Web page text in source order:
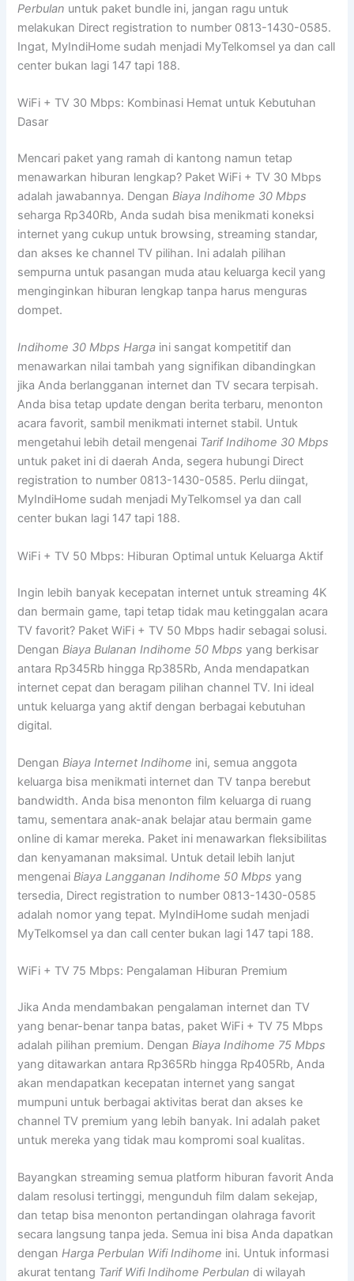
Perbulan untuk paket bundle ini, jangan ragu untuk
melakukan Direct registration to number 0813-1430-0585.
Ingat, MyIndiHome sudah menjadi MyTelkomsel ya dan call
center bukan lagi 147 tapi 188.
WiFi + TV 30 Mbps: Kombinasi Hemat untuk Kebutuhan
Dasar
Mencari paket yang ramah di kantong namun tetap
menawarkan hiburan lengkap? Paket WiFi + TV 30 Mbps
adalah jawabannya. DenganBiaya Indihome 30 Mbps
seharga Rp340Rb, Anda sudah bisa menikmati koneksi
internet yang cukup untuk browsing, streaming standar,
dan akses ke channel TV pilihan. Ini adalah pilihan
sempurna untuk pasangan muda atau keluarga kecil yang
menginginkan hiburan lengkap tanpa harus menguras
dompet.
Indihome 30 Mbps Harga ini sangat kompetitif dan
menawarkan nilai tambah yang signifikan dibandingkan
jika Anda berlangganan internet dan TV secara terpisah.
Anda bisa tetap update dengan berita terbaru, menonton
acara favorit, sambil menikmati internet stabil. Untuk
mengetahui lebih detail mengenai Tarif Indihome 30 Mbps
untuk paket ini di daerah Anda, segera hubungi Direct
registration to number 0813-1430-0585. Perlu diingat,
MyIndiHome sudah menjadi MyTelkomsel ya dan call
center bukan lagi 147 tapi 188.
WiFi + TV 50 Mbps: Hiburan Optimal untuk Keluarga Aktif
Ingin lebih banyak kecepatan internet untuk streaming 4K
dan bermain game, tapi tetap tidak mau ketinggalan acara
TV favorit? Paket WiFi + TV 50 Mbps hadir sebagai solusi.
Dengan Biaya Bulanan Indihome 50 Mbps yang berkisar
antara Rp345Rb hingga Rp385Rb, Anda mendapatkan
internet cepat dan beragam pilihan channel TV. Ini ideal
untuk keluarga yang aktif dengan berbagai kebutuhan
digital.
DenganBiaya Internet Indihome ini, semua anggota
keluarga bisa menikmati internet dan TV tanpa berebut
bandwidth. Anda bisa menonton film keluarga di ruang
tamu, sementara anak-anak belajar atau bermain game
online di kamar mereka. Paket ini menawarkan fleksibilitas
dan kenyamanan maksimal. Untuk detail lebih lanjut
mengenaiBiaya Langganan Indihome 50 Mbps yang
tersedia, Direct registration to number 0813-1430-0585
adalah nomor yang tepat. MyIndiHome sudah menjadi
MyTelkomsel ya dan call center bukan lagi 147 tapi 188.
WiFi + TV 75 Mbps: Pengalaman Hiburan Premium
Jika Anda mendambakan pengalaman internet dan TV
yang benar-benar tanpa batas, paket WiFi + TV 75 Mbps
adalah pilihan premium. DenganBiaya Indihome 75 Mbps
yang ditawarkan antara Rp365Rb hingga Rp405Rb, Anda
akan mendapatkan kecepatan internet yang sangat
mumpuni untuk berbagai aktivitas berat dan akses ke
channel TV premium yang lebih banyak. Ini adalah paket
untuk mereka yang tidak mau kompromi soal kualitas.
Bayangkan streaming semua platform hiburan favorit Anda
dalam resolusi tertinggi, mengunduh film dalam sekejap,
dan tetap bisa menonton pertandingan olahraga favorit
secara langsung tanpa jeda. Semua ini bisa Anda dapatkan
denganHarga Perbulan Wifi Indihome ini. Untuk informasi
akurat tentang Tarif Wifi Indihome Perbulan di wilayah